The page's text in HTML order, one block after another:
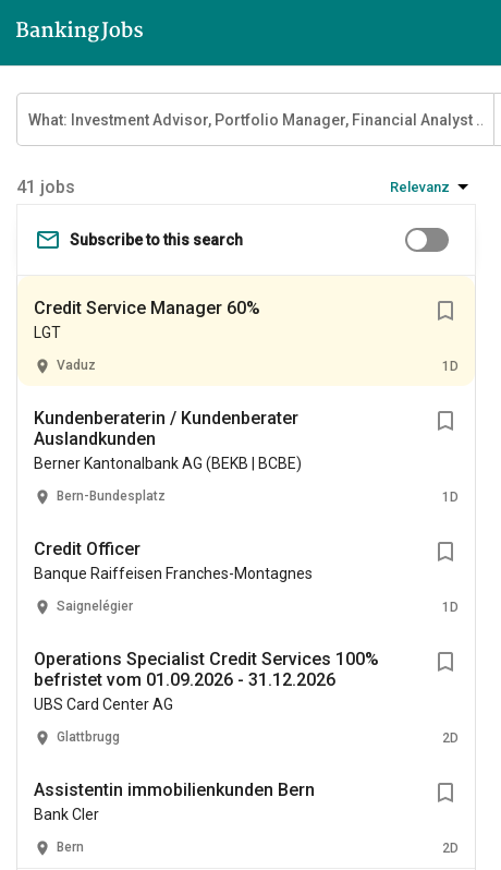
jobs Relevanz
Subscribe to this search
Credit Service Manager 60%
LGT
Vaduz 1D
Kundenberaterin / Kundenberater
Auslandkunden
Berner Kantonalbank AG (BEKB | BCBE)
Bern-Bundesplatz 1D
Credit Officer
Banque Raiffeisen Franches-Montagnes
Saignelégier 1D
Operations Specialist Credit Services 100%
befristet vom 01.09.2026 - 31.12.2026
UBS Card Center AG
Glattbrugg 2D
Assistentin immobilienkunden Bern
Bank Cler
Bern 2D